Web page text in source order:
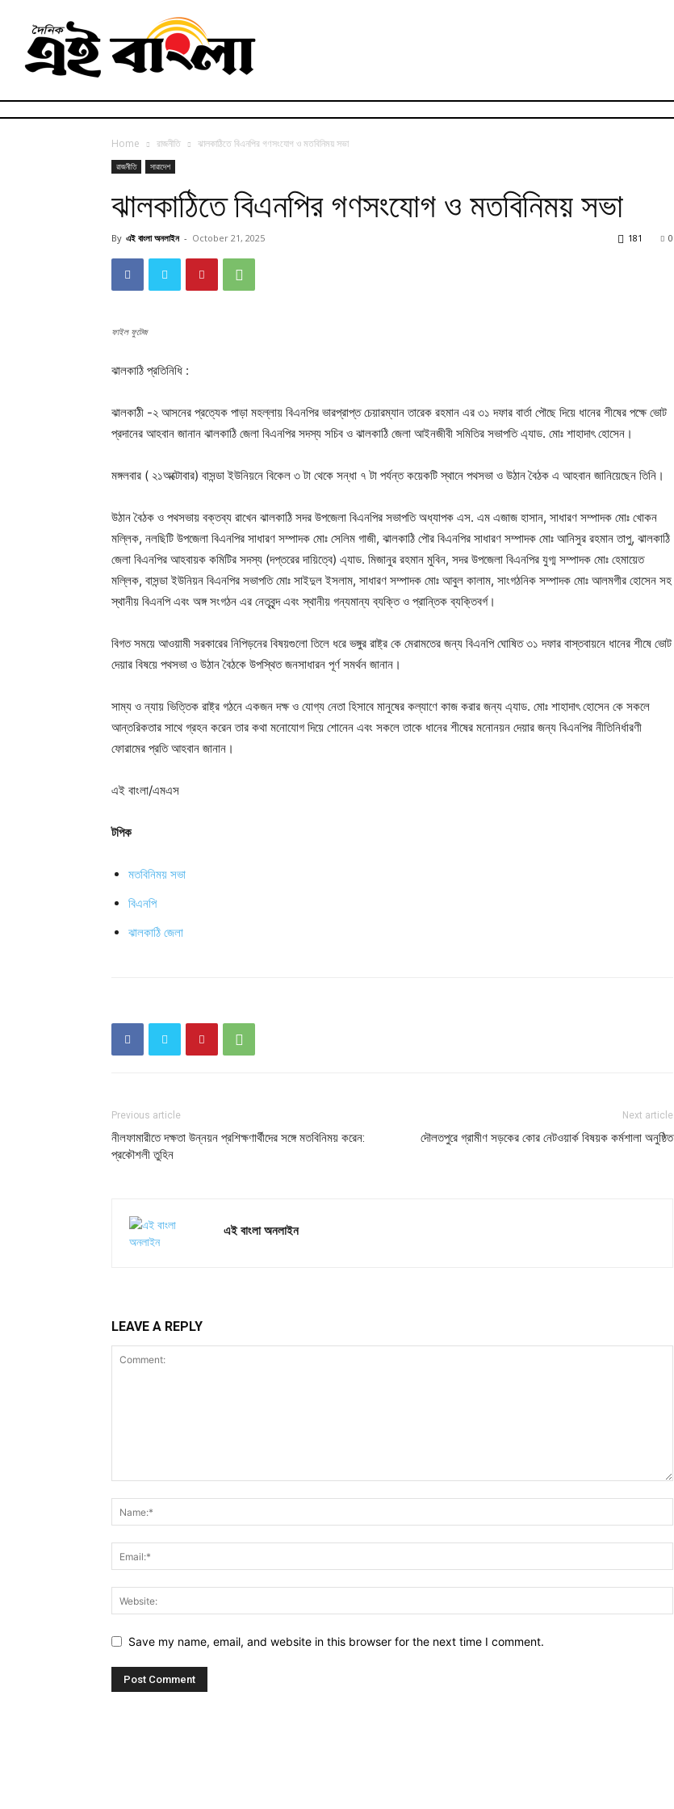
Home রাজনীতি ঝালকাঠিতে বিএনপির গণসংযোগ ও মতবিনিময় সভা
রাজনীতি সারাদেশ
ঝালকাঠিতে বিএনপির গণসংযোগ ও মতবিনিময় সভা
By এই বাংলা অনলাইন - October 21, 2025 0
181
ফাইল ফুটেজ
ঝালকাঠি প্রতিনিধি :
ঝালকাঠী -২ আসনের প্রত্যেক পাড়া মহল্লায় বিএনপির ভারপ্রাপ্ত চেয়ারম্যান তারেক রহমান এর ৩১ দফার বার্তা পৌছে দিয়ে ধানের শীষের পক্ষে ভোট
প্রদানের আহবান জানান ঝালকাঠি জেলা বিএনপির সদস্য সচিব ও ঝালকাঠি জেলা আইনজীবী সমিতির সভাপতি এ্যাড. মোঃ শাহাদাৎ হোসেন।
মঙ্গলবার ( ২১অক্টোবার) বাসন্ডা ইউনিয়নে বিকেল ৩ টা থেকে সন্ধা ৭ টা পর্যন্ত কয়েকটি স্থানে পথসভা ও উঠান বৈঠক এ আহবান জানিয়েছেন তিনি।
উঠান বৈঠক ও পথসভায় বক্তব্য রাখেন ঝালকাঠি সদর উপজেলা বিএনপির সভাপতি অধ্যাপক এস. এম এজাজ হাসান, সাধারণ সম্পাদক মোঃ খোকন
মল্লিক, নলছিটি উপজেলা বিএনপির সাধারণ সম্পাদক মোঃ সেলিম গাজী, ঝালকাঠি পৌর বিএনপির সাধারণ সম্পাদক মোঃ আনিসুর রহমান তাপু, ঝালকাঠি
জেলা বিএনপির আহবায়ক কমিটির সদস্য (দপ্তরের দায়িত্বে) এ্যাড. মিজানুর রহমান মুবিন, সদর উপজেলা বিএনপির যুগ্ম সম্পাদক মোঃ হেমায়েত
মল্লিক, বাসন্ডা ইউনিয়ন বিএনপির সভাপতি মোঃ সাইদুল ইসলাম, সাধারণ সম্পাদক মোঃ আবুল কালাম, সাংগঠনিক সম্পাদক মোঃ আলমগীর হোসেন সহ
স্থানীয় বিএনপি এবং অঙ্গ সংগঠন এর নেতৃবৃন্দ এবং স্থানীয় গন্যমান্য ব্যক্তি ও প্রান্তিক ব্যক্তিবর্গ।
বিগত সময়ে আওয়ামী সরকারের নিপিড়নের বিষয়গুলো তিলে ধরে ভঙ্গুর রাষ্ট্র কে মেরামতের জন্য বিএনপি ঘোষিত ৩১ দফার বাস্তবায়নে ধানের শীষে ভোট
দেয়ার বিষয়ে পথসভা ও উঠান বৈঠকে উপস্থিত জনসাধারন পূর্ণ সমর্থন জানান।
সাম্য ও ন্যায় ভিত্তিক রাষ্ট্র গঠনে একজন দক্ষ ও যোগ্য নেতা হিসাবে মানুষের কল্যাণে কাজ করার জন্য এ্যাড. মোঃ শাহাদাৎ হোসেন কে সকলে
আন্তরিকতার সাথে গ্রহন করেন তার কথা মনোযোগ দিয়ে শোনেন এবং সকলে তাকে ধানের শীষের মনোনয়ন দেয়ার জন্য বিএনপির নীতিনির্ধারণী
ফোরামের প্রতি আহবান জানান।
এই বাংলা/এমএস
টপিক
মতবিনিময় সভা
বিএনপি
ঝালকাঠি জেলা
Previous article
নীলফামারীতে দক্ষতা উন্নয়ন প্রশিক্ষণার্থীদের সঙ্গে মতবিনিময় করেন:
প্রকৌশলী তুহিন
Next article
দৌলতপুরে গ্রামীণ সড়কের কোর নেটওয়ার্ক বিষয়ক কর্মশালা অনুষ্ঠিত
এই বাংলা অনলাইন
LEAVE A REPLY
Save my name, email, and website in this browser for the next time I comment.